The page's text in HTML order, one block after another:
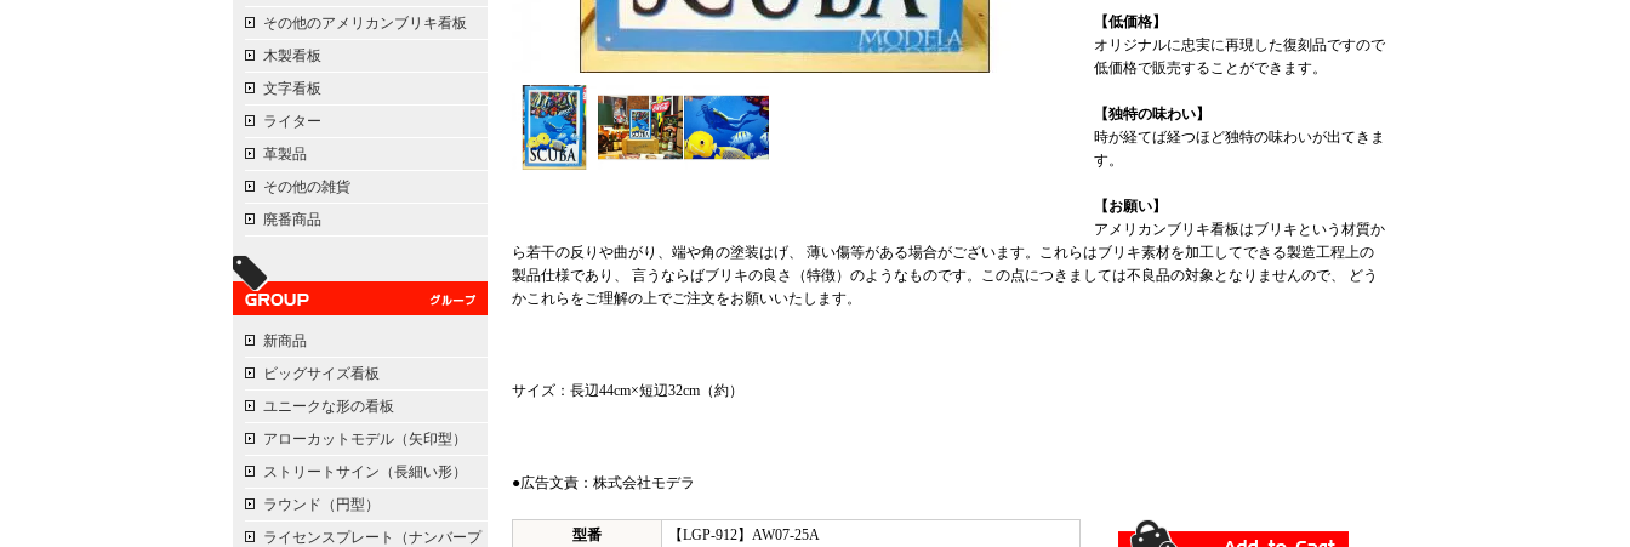
その他のアメリカンブリキ看板
木製看板
文字看板
ライター
革製品
その他の雑貨
廃番商品
新商品
ビッグサイズ看板
ユニークな形の看板
アローカットモデル（矢印型）
ストリートサイン（長細い形）
ラウンド（円型）
ライセンスプレート（ナンバープ
【低価格】
オリジナルに忠実に再現した復刻品ですので
低価格で販売することができます。
【独特の味わい】
時が経てば経つほど独特の味わいが出てきま
す。
【お願い】
アメリカンブリキ看板はブリキという材質か
ら若干の反りや曲がり、端や角の塗装はげ、 薄い傷等がある場合がございます。これらはブリキ素材を加工してできる製造工程上の
製品仕様であり、 言うならばブリキの良さ（特徴）のようなものです。この点につきましては不良品の対象となりませんので、 どう
かこれらをご理解の上でご注文をお願いいたします。
サイズ：長辺44cm×短辺32cm（約）
●広告文責：株式会社モデラ
型番
【LGP-912】AW07-25A